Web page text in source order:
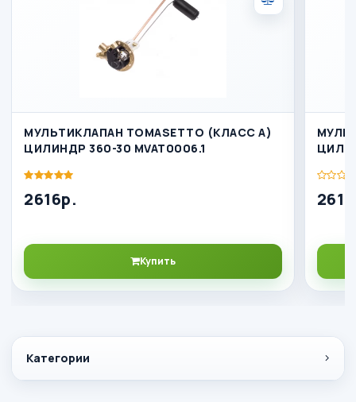
Категории
МУЛЬТИКЛАПАН TOMASETTO (КЛАСС А)
ЦИЛИНДР 360-30 MVAT0006.1
2616р.
Купить